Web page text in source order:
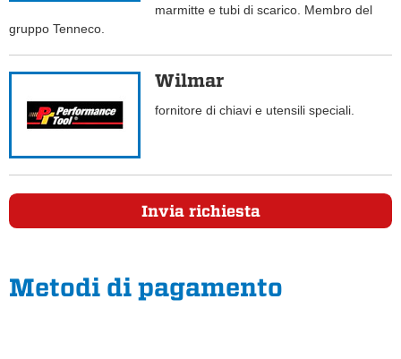
marmitte e tubi di scarico. Membro del
gruppo Tenneco.
Wilmar
fornitore di chiavi e utensili speciali.
Invia richiesta
Metodi di pagamento